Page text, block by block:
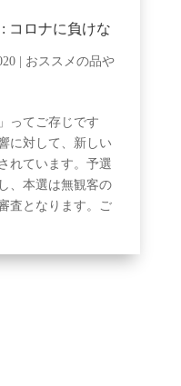
コロナに負けな
| おススメの品や
ってご存じです
に対して、新しい
れています。予選
、本選は無観客の
査となります。ご